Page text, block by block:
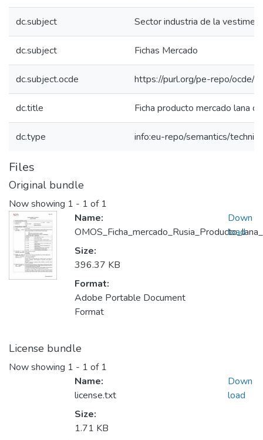
dc.subject Sector industria de la
dc.subject Fichas Mercado
dc.subject.ocde https://purl.org/pe-repo/ocde/
dc.title Ficha producto mercado lana
dc.type info:eu-repo/semantics/
Files
Original bundle
Now showing 1 - 1 of 1
Name:
Size:
396.37 KB
Format:
Adobe Portable Document
Format
Down
load
License bundle
Now showing 1 - 1 of 1
Name:
license.txt
Size:
1.71 KB
Down
load